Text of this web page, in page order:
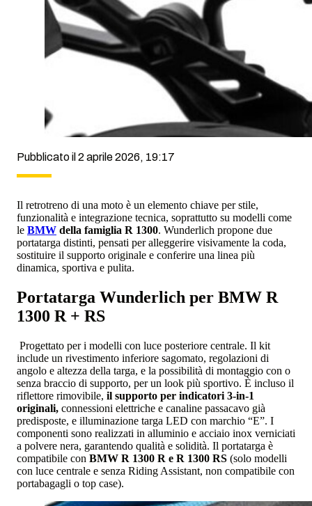
Pubblicato il 2 aprile 2026, 19:17
Il retrotreno di una moto è un elemento chiave per stile,
funzionalità e integrazione tecnica, soprattutto su modelli come
le BMW della famiglia R 1300. Wunderlich propone due
portatarga distinti, pensati per alleggerire visivamente la coda,
sostituire il supporto originale e conferire una linea più
dinamica, sportiva e pulita.
Portatarga Wunderlich per BMW R
1300 R + RS
Progettato per i modelli con luce posteriore centrale. Il kit
include un rivestimento inferiore sagomato, regolazioni di
angolo e altezza della targa, e la possibilità di montaggio con o
senza braccio di supporto, per un look più sportivo. È incluso il
riflettore rimovibile, il supporto per indicatori 3-in-1
originali, connessioni elettriche e canaline passacavo già
predisposte, e illuminazione targa LED con marchio “E”. I
componenti sono realizzati in alluminio e acciaio inox verniciati
a polvere nera, garantendo qualità e solidità. Il portatarga è
compatibile con BMW R 1300 R e R 1300 RS (solo modelli
con luce centrale e senza Riding Assistant, non compatibile con
portabagagli o top case).